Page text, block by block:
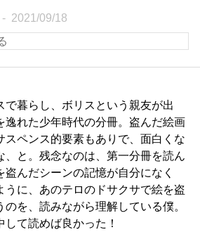
2021/09/18
で暮らし、ボリスという親友が出
逸れた少年時代の分冊。盗んだ絵画
スペンス的要素もありで、面白くな
、と。残念なのは、第一分冊を読ん
盗んだシーンの記憶が自分になく
うに、あのテロのドサクサで絵を盗
のを、読みながら理解している僕。
して読めば良かった！